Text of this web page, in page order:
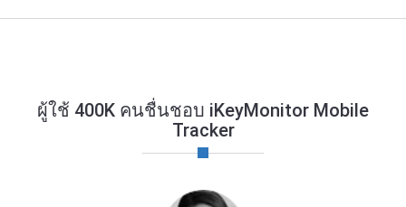
ผู้ใช้ 400K คนชื่นชอบ iKeyMonitor Mobile
Tracker